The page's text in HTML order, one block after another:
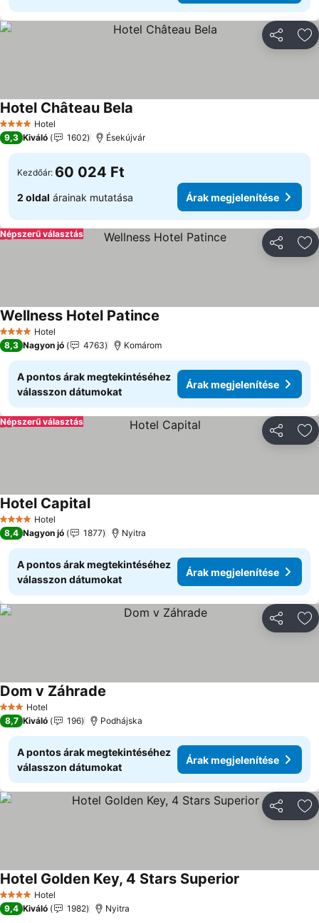
4 KategóriaHotel
Hotel Château Bela
9,3 Kiváló 1602 Ésekújvár
Kezdőár: 60 024 Ft
2 oldal árainak mutatása Árak megjelenítése
Népszerű választás
4 KategóriaHotel
Wellness Hotel Patince
8,3 Nagyon jó 4763 Komárom
A pontos árak megtekintéséhez
válasszon dátumokat
Árak megjelenítése
Népszerű választás
4 KategóriaHotel
Hotel Capital
8,4 Nagyon jó 1877 Nyitra
A pontos árak megtekintéséhez
válasszon dátumokat
Árak megjelenítése
3 Kategória
Hotel
Dom v Záhrade
8,7 Kiváló 196 Podhájska
A pontos árak megtekintéséhez
válasszon dátumokat
Árak megjelenítése
4 KategóriaHotel
Hotel Golden Key, 4 Stars Superior
9,4 Kiváló 1982 Nyitra